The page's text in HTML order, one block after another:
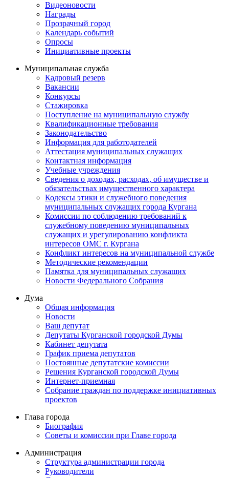
Видеоновости
Награды
Прозрачный город
Календарь событий
Опросы
Инициативные проекты
Муниципальная служба
Кадровый резерв
Вакансии
Конкурсы
Стажировка
Поступление на муниципальную службу
Квалификационные требования
Законодательство
Информация для работодателей
Аттестация муниципальных служащих
Контактная информация
Учебные учреждения
Сведения о доходах, расходах, об имуществе и
обязательствах имущественного характера
Кодексы этики и служебного поведения
муниципальных служащих города Кургана
Комиссии по соблюдению требований к
служебному поведению муниципальных
служащих и урегулированию конфликта
интересов ОМС г. Кургана
Конфликт интересов на муниципальной службе
Методические рекомендации
Памятка для муниципальных служащих
Новости Федерального Cобрания
Дума
Общая информация
Новости
Ваш депутат
Депутаты Курганской городской Думы
Кабинет депутата
График приема депутатов
Постоянные депутатские комиссии
Решения Курганской городской Думы
Интернет-приемная
Собрание граждан по поддержке инициативных
проектов
Глава города
Биография
Советы и комиссии при Главе города
Администрация
Структура администрации города
Руководители